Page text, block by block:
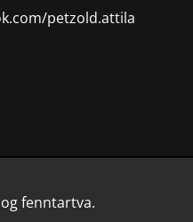
petzold.attila
fenntartva.